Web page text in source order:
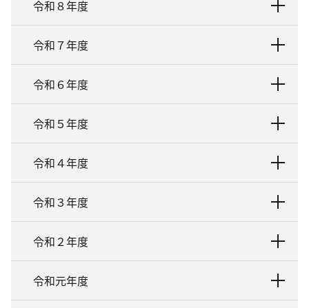
令和８年度
令和７年度
令和６年度
令和５年度
令和４年度
令和３年度
令和２年度
令和元年度